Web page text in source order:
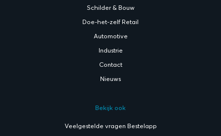
Schilder & Bouw
Doe-het-zelf Retail
Automotive
Industrie
Contact
Nieuws
Bekijk ook
Veelgestelde vragen Bestelapp